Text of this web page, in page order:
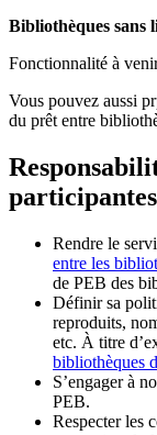
Bibliothèques sans
Fonctionnalité à
Vous pouvez aussi
du prêt entre
participantes
Rendre le
entre les
de PEB des
Définir sa
reproduits,
etc. À titre
bibliothèques
S’engager à
PEB.
Respecter les